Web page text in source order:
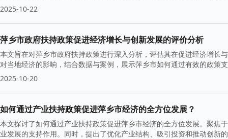
2025-10-22
萍乡市政府扶持政策促进经济增长与创新发展的评价分析
本文旨在对萍乡市政府扶持政策进行深入分析，评估其在促进经济增长
对当地经济的影响，结合数据与案例，展示萍乡市如何通过有效的政策
2025-10-20
如何通过产业扶持政策促进萍乡市经济的全方位发展？
本文探讨了如何通过产业扶持政策促进萍乡市经济的全方位发展。聚焦
业发展的支持作用。同时，提出了优化产业结构、吸引投资和推动创新